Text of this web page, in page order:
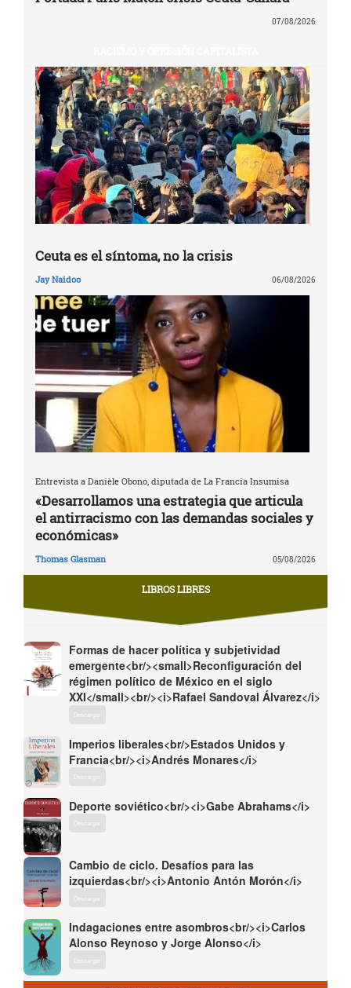
07/08/2026
Ceuta es el síntoma, no la crisis
Jay Naidoo 06/08/2026
Entrevista a Danièle Obono, diputada de La Francia Insumisa
«Desarrollamos una estrategia que articula
el antirracismo con las demandas sociales y
económicas»
Thomas Glasman 05/08/2026
LIBROS LIBRES
Formas de hacer política y subjetividad
emergente<br/><small>Reconfiguración del
régimen político de México en el siglo
XXI</small><br/><i>Rafael Sandoval Álvarez</i>
Descargar
Imperios liberales<br/>Estados Unidos y
Francia<br/><i>Andrés Monares</i>
Descargar
Deporte soviético<br/><i>Gabe Abrahams</i>
Descargar
Cambio de ciclo. Desafíos para las
izquierdas<br/><i>Antonio Antón Morón</i>
Descargar
Indagaciones entre asombros<br/><i>Carlos
Alonso Reynoso y Jorge Alonso</i>
Descargar